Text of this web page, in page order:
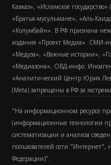
Кавказ», «Исламское
«Братья-мусульмане», «Аль-
«Колумбайн». В РФ признана
издания «Проект Медиа». СМИ-
«Медуза», «Важные истории»,
«Медиазона», ОВД-инфо.
«Аналитический Центр Юрия
(Metа) запрещены в РФ за
"На информационном ресурсе
(информационные технологии
систематизации и анализа
пользователей сети "Интернет",
Федерации)".